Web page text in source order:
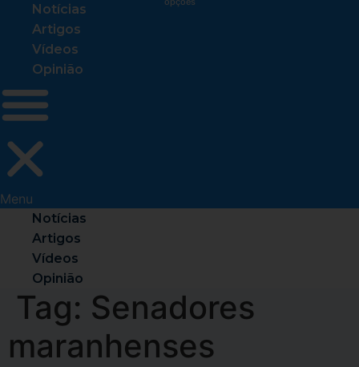
Notícias
Artigos
Vídeos
Opinião
Menu
Notícias
Artigos
Vídeos
Opinião
Tag: Senadores
maranhenses